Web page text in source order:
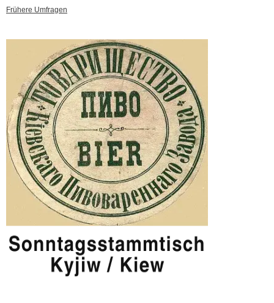
Frühere Umfragen